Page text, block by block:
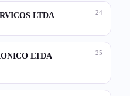
24
LTDA
25
LTDA